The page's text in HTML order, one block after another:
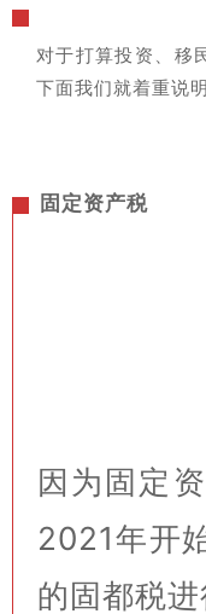
对于打算投资、移
下面我们就着重说
固定资产税
因为固定
2021年开
的固都税进